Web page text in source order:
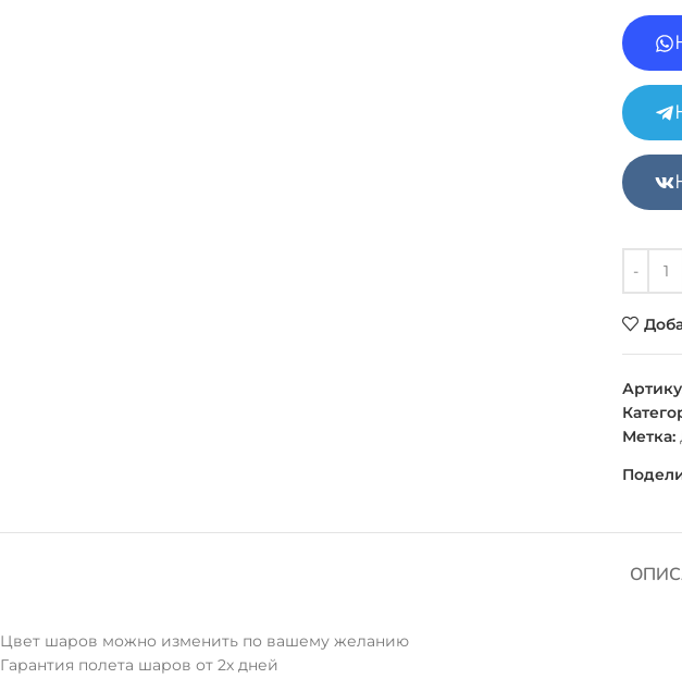
Метка:
Цвет шаров можно изменить по вашему желанию
Гарантия полета шаров от 2х дней